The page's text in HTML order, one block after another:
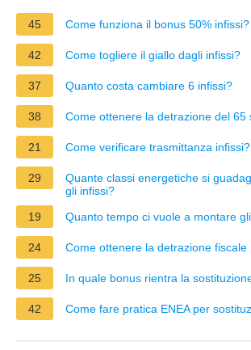
45 Come funziona il bonus 50% infissi?
42 Come togliere il giallo dagli infissi?
37 Quanto costa cambiare 6 infissi?
38 Come ottenere la detrazione del 65
21 Come verificare trasmittanza infissi?
29
Quante classi energetiche si
gli infissi?
19
Quanto tempo ci vuole a montare
24 Come ottenere la detrazione fiscale
25 In quale bonus rientra la
42 Come fare pratica ENEA per